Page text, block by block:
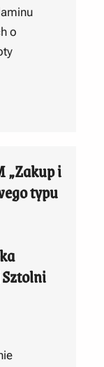
o
„Zakup i
typu
Sztolni